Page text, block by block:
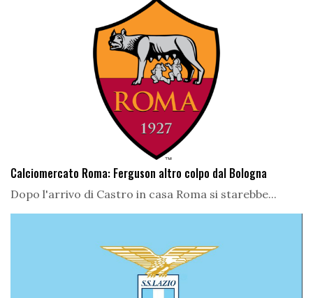
Calciomercato Roma: Ferguson altro colpo dal Bologna
Dopo l'arrivo di Castro in casa Roma si starebbe...